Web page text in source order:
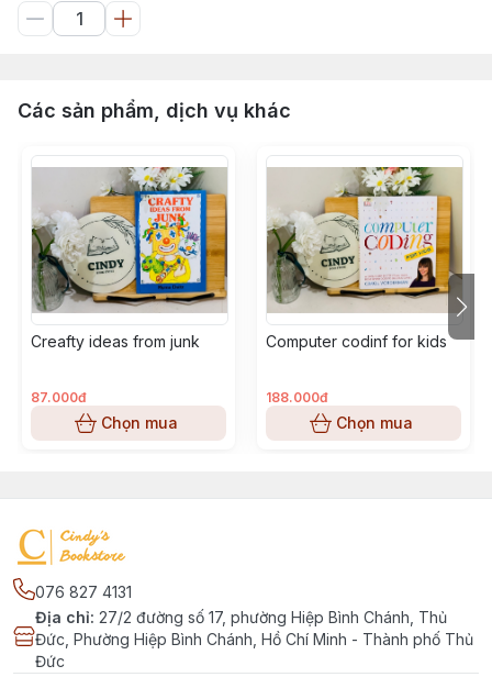
Các sản phẩm, dịch vụ khác
Creafty ideas from junk
87.000đ
Chọn mua
Computer codinf for kids
188.000đ
Chọn mua
076 827 4131
Địa chỉ: 27/2 đường số 17, phường Hiệp Bình Chánh, Thủ
Đức, Phường Hiệp Bình Chánh, Hồ Chí Minh - Thành phố Thủ
Đức